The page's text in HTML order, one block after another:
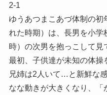
2-1
ゆうあつまこあづ体制の初
れた時期）は、長男を小学
時）の次男を抱っこして見
最初、子供達が未知の体操
兄姉は2人いて…と新鮮な
なな動きが大きくなり、